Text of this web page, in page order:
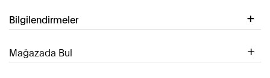
Bilgilendirmeler
Mağazada Bul